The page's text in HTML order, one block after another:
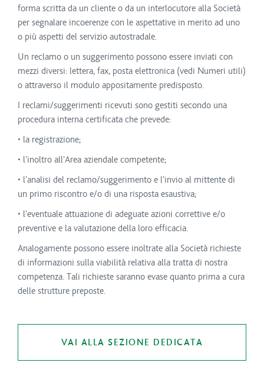
forma scritta da un cliente o da un interlocutore alla Società
per segnalare incoerenze con le aspettative in merito ad uno
o più aspetti del servizio autostradale.
Un reclamo o un suggerimento possono essere inviati con
mezzi diversi: lettera, fax, posta elettronica (vedi Numeri utili)
o attraverso il modulo appositamente predisposto.
I reclami/suggerimenti ricevuti sono gestiti secondo una
procedura interna certificata che prevede:
• la registrazione;
• l'inoltro all'Area aziendale competente;
• l'analisi del reclamo/suggerimento e l'invio al mittente di
un primo riscontro e/o di una risposta esaustiva;
• l'eventuale attuazione di adeguate azioni correttive e/o
preventive e la valutazione della loro efficacia.
Analogamente possono essere inoltrate alla Società richieste
di informazioni sulla viabilità relativa alla tratta di nostra
competenza. Tali richieste saranno evase quanto prima a cura
delle strutture preposte.
VAI ALLA SEZIONE DEDICATA